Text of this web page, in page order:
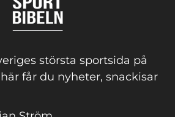
största sportsida på
får du nyheter, snackisar